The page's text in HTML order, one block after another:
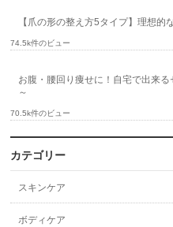
【爪の形の整え方5タイプ】理想的
74.5k件のビュー
お腹・腰回り痩せに！自宅で出来
～
70.5k件のビュー
カテゴリー
スキンケア
ボディケア